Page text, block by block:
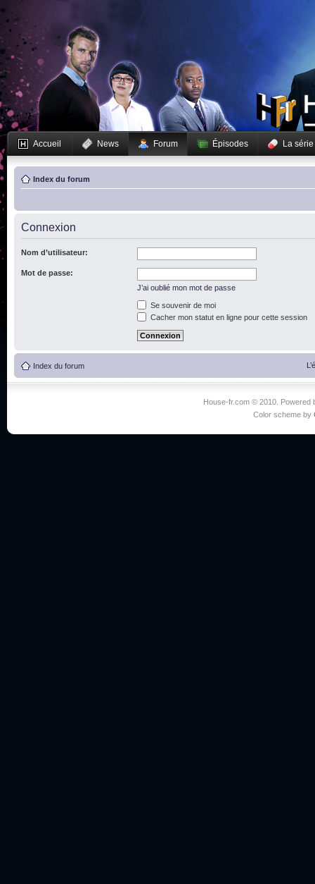
Accueil News Forum Épisodes La série
Index du forum
Connexion
Nom d’utilisateur:
Mot de passe:
J’ai oublié mon mot de passe
Se souvenir de moi
Cacher mon statut en ligne pour cette session
Index du forum
House-fr.com © 2010. Powered
Color scheme by